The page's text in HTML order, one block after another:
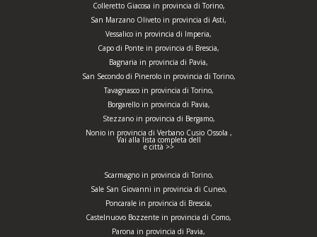
Colleretto Giacosa in provincia di Torino,
San Marzano Oliveto in provincia di Asti,
Vessalico in provincia di Imperia,
Capo di Ponte in provincia di Brescia,
Bagnaria in provincia di Pavia,
San Secondo di Pinerolo in provincia di Torino,
Tavagnasco in provincia di Torino,
Borgarello in provincia di Pavia,
Stezzano in provincia di Bergamo,
Nonio in provincia di Verbano Cusio Ossola ,
Vai alla lista completa dell
e città >>
Scarmagno in provincia di Torino,
Sale San Giovanni in provincia di Cuneo,
Poncarale in provincia di Brescia,
Castelnuovo Bozzente in provincia di Como,
Parona in provincia di Pavia,